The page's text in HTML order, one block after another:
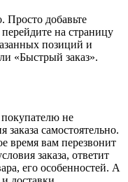
Просто добавьте
на страницу
позиций и
«Быстрый заказ».
не
самостоятельно.
время вам перезвонит
заказа, ответит
его особенностей. А